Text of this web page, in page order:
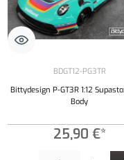
BDGT12-PG3TR
Bittydesign P-GT3R 1:12
Body
25,90 €*
Quantità del prodotto: inserisci